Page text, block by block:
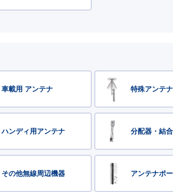
車載用 アンテナ 特殊アンテナ
ハンディ用アンテナ 分配器・結
その他無線周辺機器 アンテナポ